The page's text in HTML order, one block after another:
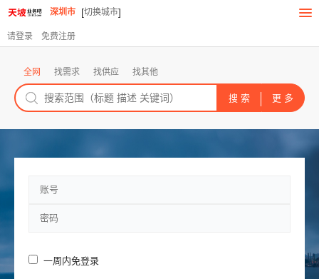
深圳市 [切换城市]
请登录 免费注册
全网 找需求 找供应 找其他
一周内免登录